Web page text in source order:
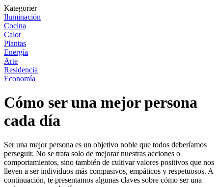
Kategorier
Iluminación
Cocina
Calor
Plantas
Energía
Arte
Residencia
Economía
Cómo ser una mejor persona
cada día
Ser una mejor persona es un objetivo noble que todos deberíamos
perseguir. No se trata solo de mejorar nuestras acciones o
comportamientos, sino también de cultivar valores positivos que nos
lleven a ser individuos más compasivos, empáticos y respetuosos. A
continuación, te presentamos algunas claves sobre cómo ser una